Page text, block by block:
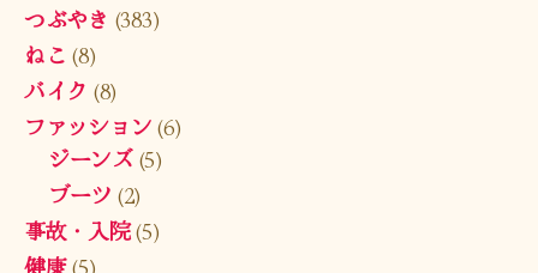
つぶやき (383)
ねこ (8)
バイク (8)
ファッション(6)
ジーンズ(5)
ブーツ (2)
事故・入院(5)
健康(5)